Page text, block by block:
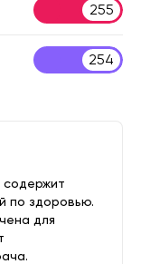
255
254
содержит
по здоровью.
для